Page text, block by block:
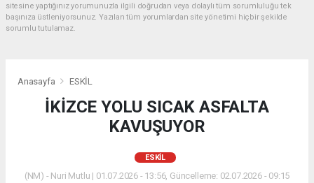
sitesine yaptığınız yorumunuzla ilgili doğrudan veya dolaylı tüm sorumluluğu tek
başınıza üstleniyorsunuz. Yazılan tüm yorumlardan site yönetimi hiçbir şekilde
sorumlu tutulamaz.
Anasayfa ESKİL
İKİZCE YOLU SICAK ASFALTA
KAVUŞUYOR
ESKİL
(NM) - Nuri Mutlu | 01.07.2026 - 13:56, Güncelleme: 02.07.2026 - 09:15